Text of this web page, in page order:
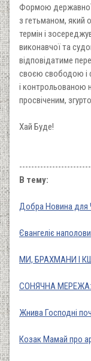
Формою державної
з гетьманом, який
термін і
виконавчої та
відповідатиме
своєю свободою і
і
просвіченим,
Хай Буде!
В тему:
Добра Новина для
Євангеліє
МИ, БРАХМАНИ І
СОНЯЧНА МЕРЕЖА:
Жнива Господні
Козак Мамай про